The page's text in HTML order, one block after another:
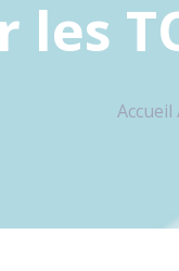
les
Accueil